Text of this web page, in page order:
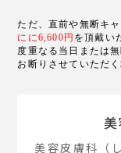
ただ、直前や無断キ
にに6,600円 を頂戴い
度重なる当日または
お断りさせていただ
美容皮膚科（